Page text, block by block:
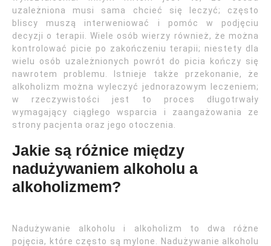
uzależniona musi sama chcieć się leczyć; często
bliscy muszą interweniować i pomóc w podjęciu
decyzji o terapii. Wiele osób wierzy również, że można
kontrolować picie po zakończeniu terapii; niestety dla
wielu osób uzależnionych powrót do picia kończy się
nawrotem problemu. Istnieje także przekonanie, że
alkoholizm można wyleczyć jednorazowym leczeniem;
w rzeczywistości jest to proces długotrwały
wymagający ciągłego wsparcia i zaangażowania ze
strony pacjenta oraz jego otoczenia.
Jakie są różnice między
nadużywaniem alkoholu a
alkoholizmem?
Nadużywanie alkoholu i alkoholizm to dwa różne
pojęcia, które często są mylone. Nadużywanie alkoholu